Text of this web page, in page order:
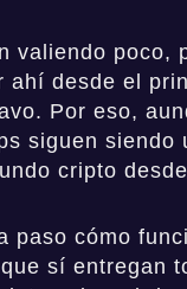
valiendo poco,
ahí desde el
Por eso,
siguen siendo
cripto
paso cómo
sí entregan